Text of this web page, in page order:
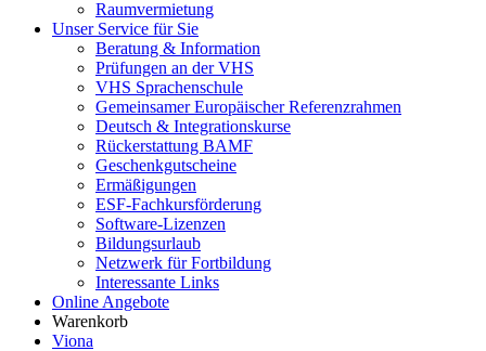
Raumvermietung
Unser Service für Sie
Beratung & Information
Prüfungen an der VHS
VHS Sprachenschule
Gemeinsamer Europäischer Referenzrahmen
Deutsch & Integrationskurse
Rückerstattung BAMF
Geschenkgutscheine
Ermäßigungen
ESF-Fachkursförderung
Software-Lizenzen
Bildungsurlaub
Netzwerk für Fortbildung
Interessante Links
Online Angebote
Warenkorb
Viona